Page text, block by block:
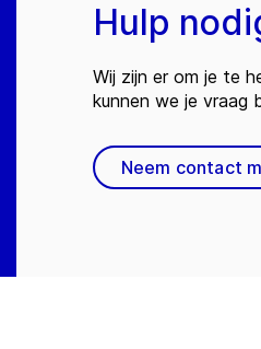
Hulp
Wij zijn er om je te
kunnen we je vraag
Neem contact